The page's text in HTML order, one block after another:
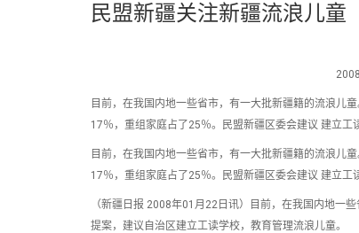
民盟新疆关注新疆流浪儿童
目前，在我国内地一些省市，有一大批新疆籍的流浪儿
17％，重组家庭占了25％。民盟新疆区委会建议 建立工
目前，在我国内地一些省市，有一大批新疆籍的流浪儿
17％，重组家庭占了25％。民盟新疆区委会建议 建立工
（新疆日报 2008年01月22日讯）目前，在我国内地一
提案，建议自治区建立工读学校，教育管理流浪儿童。